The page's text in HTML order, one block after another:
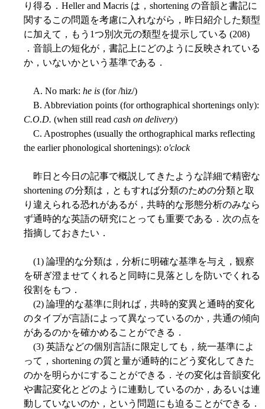
り得る．Heller and Macris は，shortening の音韻と書記に
関するこの問題を考慮に入れながら，昨日紹介した類型
に加えて，もう1つ別次元の類型を提示している (208)
．音韻上の短化が，書記上にどのように反映されている
か，いないかという基準である．
A. No mark: he is (for /hiz/)
B. Abbreviation points (for orthographical shortenings only):
C.O.D. (when still read cash on delivery)
C. Apostrophes (usually the orthographical marks reflecting
the earlier phonological shortenings): o'clock
昨日と今日の記事で概説してきたような詳細で精密な
shortening の分類は，ともすれば分類のための分類と取
り違えられる恐れがあるが，共時的な形態分析のみなら
ず通時的な英語の研究にとっても重要である．次の点を
指摘しておきたい．
(1) 論理的な分類は，分析に明確な基準を与え，観察
を研ぎ澄ませてくれると同時に見落としを防いでくれる
役割をもつ．
(2) 論理的な基準に則れば，共時的変異と通時的変化
のタイプが言語によって異なっているのか，共通の傾向
があるのかを確かめることができる．
(3) 英語などの個別言語に限定しても，統一基準によ
って，shortening の質と量が通時的にどう変化してきた
のかを明らかにすることができる．その変化は音韻変化
や書記変化とどのように連動しているのか，あるいは連
動していないのか，という問題にも迫ることができる．